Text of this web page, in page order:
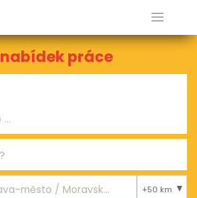
nabídek práce
+50 km